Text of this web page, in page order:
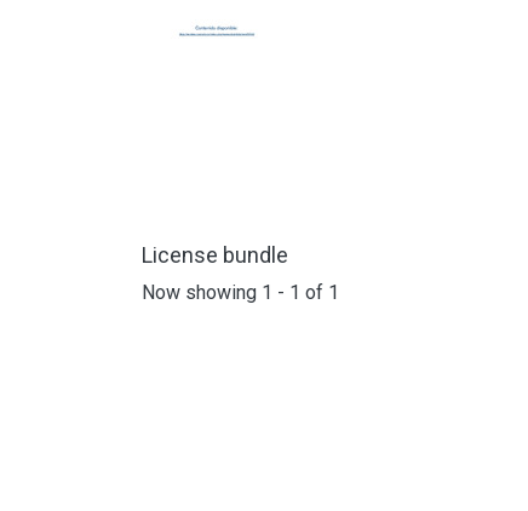
License bundle
Now showing 1 - 1 of 1